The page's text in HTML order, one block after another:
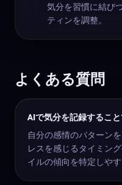
気分を習慣に結び
ティンを調整。
よくある質問
AIで気分を記録するこ
自分の感情のパターン
レスを感じるタイミン
イルの傾向を特定しやす